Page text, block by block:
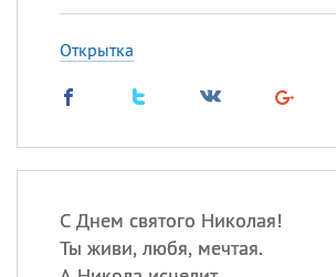
Открытка
С Днем святого Николая!
Ты живи, любя, мечтая.